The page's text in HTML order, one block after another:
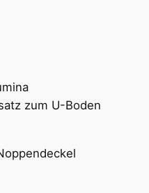
zum U-Boden